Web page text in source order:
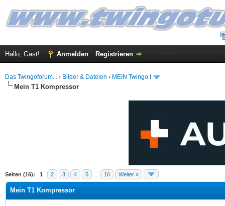
Hallo, Gast! Anmelden Registrieren
Das Twingoforum... › Bilder & Dateien › MEIN Twingo I
Mein T1 Kompressor
Seiten (16): 1 2 3 4 5 16 Weiter »
im Durchschnitt
Mein T1 Kompressor